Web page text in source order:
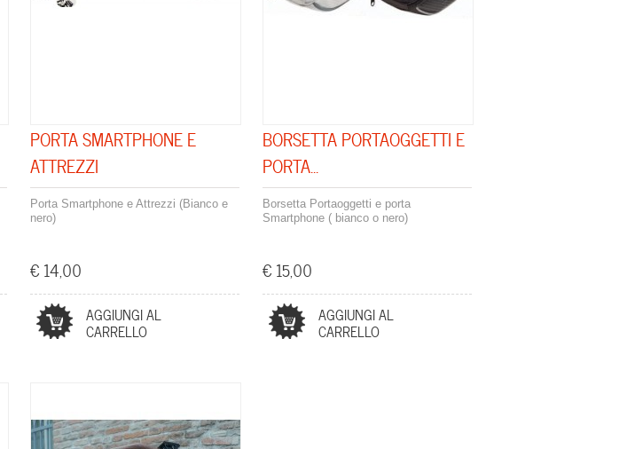
PORTA SMARTPHONE E
ATTREZZI
Porta Smartphone e Attrezzi (Bianco e
nero)
€ 14,00
AGGIUNGI AL
CARRELLO
BORSETTA PORTAOGGETTI E
PORTA...
Borsetta Portaoggetti e porta
Smartphone ( bianco o nero)
€ 15,00
AGGIUNGI AL
CARRELLO